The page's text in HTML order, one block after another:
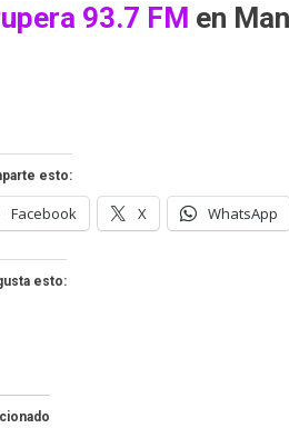
93.7 FM en
esto:
Facebook X WhatsApp
esto: